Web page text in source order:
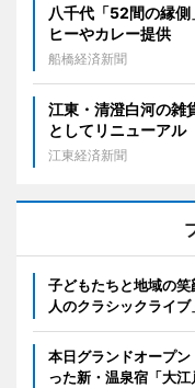
八千代「52間の縁
ヒーやカレー提供
船橋経済新聞
江東・清澄白河の雑
としてリニューアル
江東経済新聞
子どもたちと地域の
人のクラシックライ
本日グランドオープン
った新・温泉宿「大